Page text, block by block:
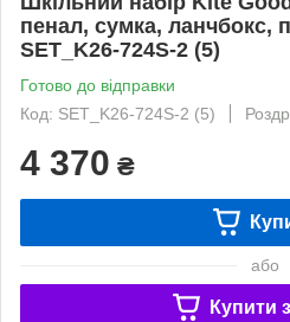
пенал, сумка, ланчбокс,
SET_K26-724S-2 (5)
Готово до відправки
Код: SET_K26-724S-2 (5)
4 370 ₴
або
Купити з